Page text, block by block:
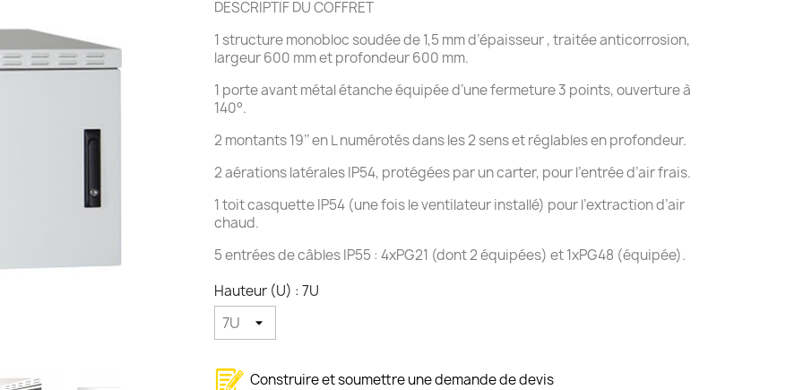
DESCRIPTIF DU COFFRET
1 structure monobloc soudée de 1,5 mm d’épaisseur , traitée anticorrosion,
largeur 600 mm et profondeur 600 mm.
1 porte avant métal étanche équipée d’une fermeture 3 points, ouverture à
140°.
2 montants 19’’ en L numérotés dans les 2 sens et réglables en profondeur.
2 aérations latérales IP54, protégées par un carter, pour l’entrée d’air frais.
1 toit casquette IP54 (une fois le ventilateur installé) pour l’extraction d’air
chaud.
5 entrées de câbles IP55 : 4xPG21 (dont 2 équipées) et 1xPG48 (équipée).
Hauteur (U) : 7U
Construire et soumettre une demande de devis